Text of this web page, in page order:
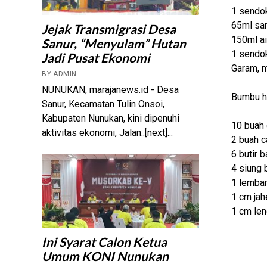
Jejak Transmigrasi Desa
Sanur, “Menyulam” Hutan
Jadi Pusat Ekonomi
BY ADMIN
NUNUKAN, marajanews.id - Desa
Sanur, Kecamatan Tulin Onsoi,
Kabupaten Nunukan, kini dipenuhi
aktivitas ekonomi, Jalan..[next]...
Ini Syarat Calon Ketua
Umum KONI Nunukan
1
65ml
150ml
1
Garam,
Bumbu
10 buah
2 buah
6 butir
4 siung
1
1 cm
1 cm